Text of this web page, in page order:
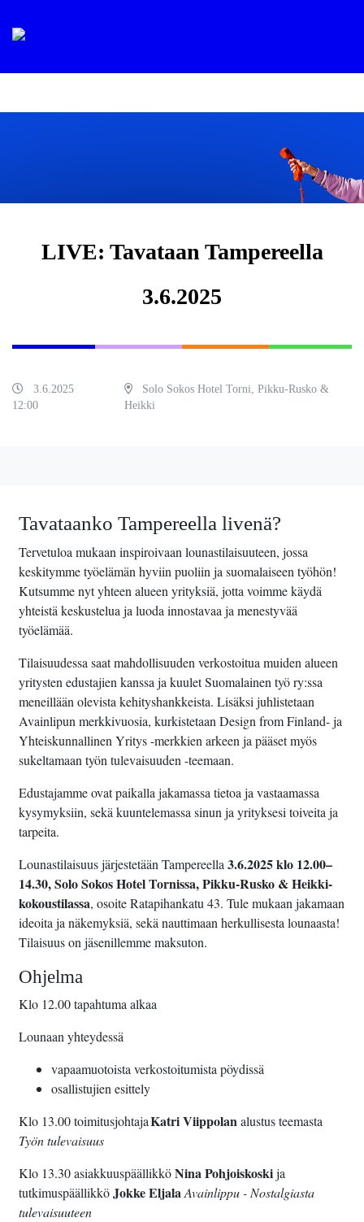
LIVE: Tavataan Tampereella
3.6.2025
3.6.2025
12:00
Solo Sokos Hotel Torni, Pikku-Rusko &
Heikki
Tavataanko Tampereella livenä?
Tervetuloa mukaan inspiroivaan lounastilaisuuteen, jossa
keskitymme työelämän hyviin puoliin ja suomalaiseen työhön!
Kutsumme nyt yhteen alueen yrityksiä, jotta voimme käydä
yhteistä keskustelua ja luoda innostavaa ja menestyvää
työelämää.
Tilaisuudessa saat mahdollisuuden verkostoitua muiden alueen
yritysten edustajien kanssa ja kuulet Suomalainen työ ry:ssa
meneillään olevista kehityshankkeista. Lisäksi juhlistetaan
Avainlipun merkkivuosia, kurkistetaan Design from Finland- ja
Yhteiskunnallinen Yritys -merkkien arkeen ja pääset myös
sukeltamaan työn tulevaisuuden -teemaan.
Edustajamme ovat paikalla jakamassa tietoa ja vastaamassa
kysymyksiin, sekä kuuntelemassa sinun ja yrityksesi toiveita ja
tarpeita.
Lounastilaisuus järjestetään Tampereella3.6.2025 klo 12.00–
14.30, Solo Sokos Hotel Tornissa, Pikku-Rusko & Heikki-
kokoustilassa, osoite Ratapihankatu 43. Tule mukaan jakamaan
ideoita ja näkemyksiä, sekä nauttimaan herkullisesta lounaasta!
Tilaisuus on jäsenillemme maksuton.
Ohjelma
Klo 12.00 tapahtuma alkaa
Lounaan yhteydessä
vapaamuotoista verkostoitumista pöydissä
osallistujien esittely
Klo 13.00 toimitusjohtajaKatri Viippolanalustus teemasta
Työn tulevaisuus
Klo 13.30 asiakkuuspäällikköNina Pohjoiskoskija
tutkimuspäällikköJokke EljalaAvainlippu - Nostalgiasta
tulevaisuuteen